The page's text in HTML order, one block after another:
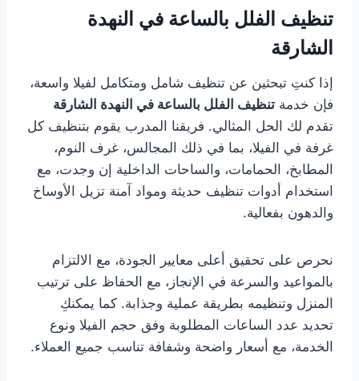
تنظيف الفلل بالساعة في النهدة
الشارقة
إذا كنتِ تبحثين عن تنظيف شامل ومتكامل لفيلا واسعة،
فإن خدمة تنظيف الفلل بالساعة في النهدة الشارقة
تقدم لك الحل المثالي. فريقنا المدرب يقوم بتنظيف كل
غرفة في الفيلا، بما في ذلك المجالس، غرف النوم،
المطابخ، الحمامات، والساحات الداخلية إن وجدت، مع
استخدام أدوات تنظيف حديثة ومواد آمنة تزيل الأوساخ
والدهون بفعالية.
نحرص على تحقيق أعلى معايير الجودة، مع الالتزام
بالمواعيد والسرعة في الإنجاز، مع الحفاظ على ترتيب
المنزل وتنظيمه بطريقة عملية وجذابة. كما يمكنكِ
تحديد عدد الساعات المطلوبة وفق حجم الفيلا ونوع
الخدمة، مع أسعار واضحة وشفافة تناسب جميع العملاء.